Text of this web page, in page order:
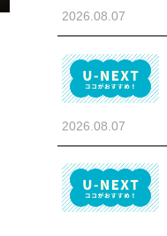
2026.08.07
2026.08.07